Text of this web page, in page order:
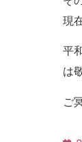
現
平
は
ご